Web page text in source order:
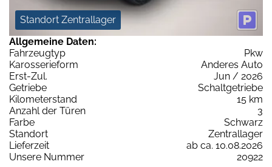
Standort Zentrallager
Allgemeine Daten:
Fahrzeugtyp
Pkw
Karosserieform
Anderes Auto
Erst-Zul.
Jun / 2026
Getriebe
Schaltgetriebe
Kilometerstand
15 km
Anzahl der Türen
3
Farbe
Schwarz
Standort
Zentrallager
Lieferzeit
ab ca. 10.08.2026
Unsere Nummer
20922